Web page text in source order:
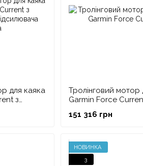
для каяка
з
Тролінговий мотор
Garmin Force
151 316 грн
НОВИНКА
3